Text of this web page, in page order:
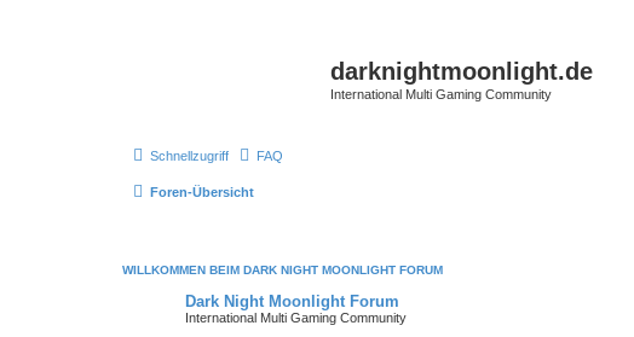
darknightmoonlight.de
International Multi Gaming Community
Schnellzugriff FAQ
Foren-Übersicht
WILLKOMMEN BEIM DARK NIGHT MOONLIGHT FORUM
Dark Night Moonlight Forum
International Multi Gaming Community